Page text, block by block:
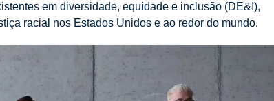
em diversidade, equidade e inclusão (DE&I),
racial nos Estados Unidos e ao redor do mundo.